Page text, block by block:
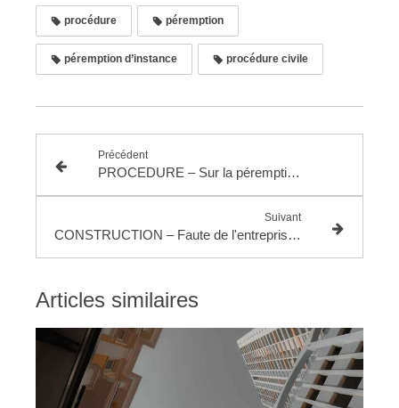
procédure péremption
péremption d’instance procédure civile
Précédent
PROCEDURE – Sur la péremption d’instance
Suivant
CONSTRUCTION – Faute de l'entreprise pour ne pas avoir signalé les risqués liés aux défauts de ses propres ouvrages au regard des travaux exécutés par les autres entreprises
Articles similaires